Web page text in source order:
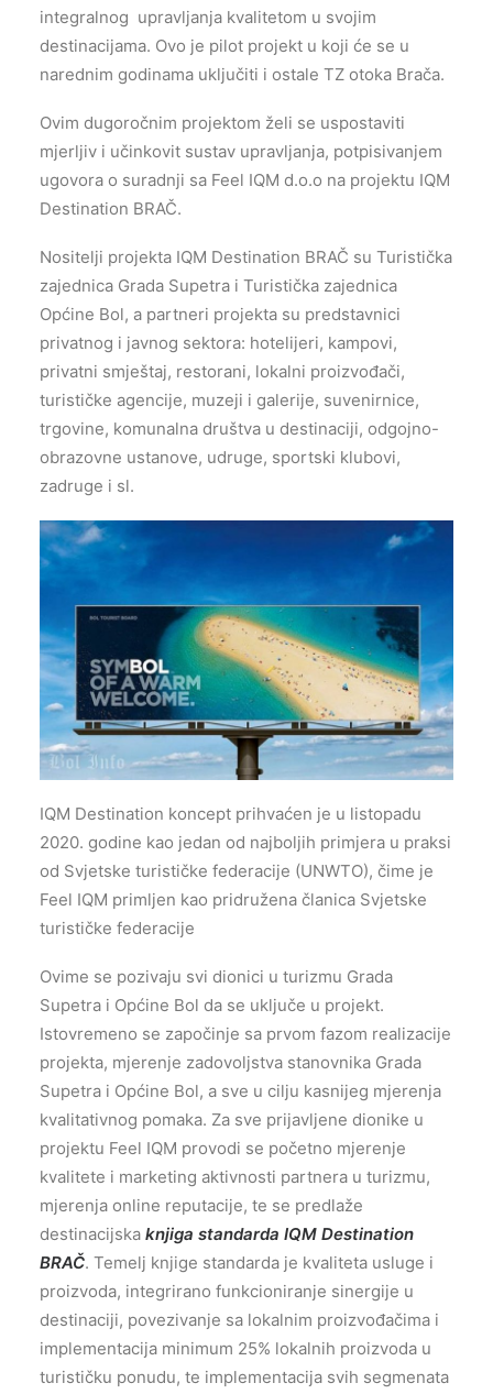
integralnog upravljanja kvalitetom u svojim
destinacijama. Ovo je pilot projekt u koji će se u
narednim godinama uključiti i ostale TZ otoka Brača.
Ovim dugoročnim projektom želi se uspostaviti
mjerljiv i učinkovit sustav upravljanja, potpisivanjem
ugovora o suradnji sa Feel IQM d.o.o na projektu IQM
Destination BRAČ.
Nositelji projekta IQM Destination BRAČ su Turistička
zajednica Grada Supetra i Turistička zajednica
Općine Bol, a partneri projekta su predstavnici
privatnog i javnog sektora: hotelijeri, kampovi,
privatni smještaj, restorani, lokalni proizvođači,
turističke agencije, muzeji i galerije, suvenirnice,
trgovine, komunalna društva u destinaciji, odgojno-
obrazovne ustanove, udruge, sportski klubovi,
zadruge i sl.
IQM Destination koncept prihvaćen je u listopadu
2020. godine kao jedan od najboljih primjera u praksi
od Svjetske turističke federacije (UNWTO), čime je
Feel IQM primljen kao pridružena članica Svjetske
turističke federacije
Ovime se pozivaju svi dionici u turizmu Grada
Supetra i Općine Bol da se uključe u projekt.
Istovremeno se započinje sa prvom fazom realizacije
projekta, mjerenje zadovoljstva stanovnika Grada
Supetra i Općine Bol, a sve u cilju kasnijeg mjerenja
kvalitativnog pomaka. Za sve prijavljene dionike u
projektu Feel IQM provodi se početno mjerenje
kvalitete i marketing aktivnosti partnera u turizmu,
mjerenja online reputacije, te se predlaže
destinacijska knjiga standarda IQM Destination
BRAČ. Temelj knjige standarda je kvaliteta usluge i
proizvoda, integrirano funkcioniranje sinergije u
destinaciji, povezivanje sa lokalnim proizvođačima i
implementacija minimum 25% lokalnih proizvoda u
turističku ponudu, te implementacija svih segmenata